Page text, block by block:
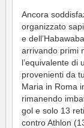
Ancora
organizzato
e
arrivando primi
l’equivalente
provenienti da
Maria in Roma
rimanendo
gol e solo 13
contro Athlon